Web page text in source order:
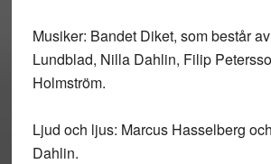
Musiker: Bandet Diket, som består
Lundblad, Nilla Dahlin, Filip
Holmström.
Ljud och ljus: Marcus Hasselberg
Dahlin.